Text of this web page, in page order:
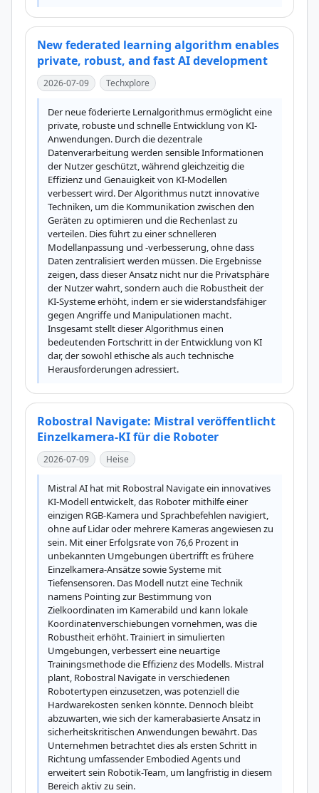
New federated learning algorithm enables
private, robust, and fast AI development
2026-07-09 Techxplore
Der neue föderierte Lernalgorithmus ermöglicht eine
private, robuste und schnelle Entwicklung von KI-
Anwendungen. Durch die dezentrale
Datenverarbeitung werden sensible Informationen
der Nutzer geschützt, während gleichzeitig die
Effizienz und Genauigkeit von KI-Modellen
verbessert wird. Der Algorithmus nutzt innovative
Techniken, um die Kommunikation zwischen den
Geräten zu optimieren und die Rechenlast zu
verteilen. Dies führt zu einer schnelleren
Modellanpassung und -verbesserung, ohne dass
Daten zentralisiert werden müssen. Die Ergebnisse
zeigen, dass dieser Ansatz nicht nur die Privatsphäre
der Nutzer wahrt, sondern auch die Robustheit der
KI-Systeme erhöht, indem er sie widerstandsfähiger
gegen Angriffe und Manipulationen macht.
Insgesamt stellt dieser Algorithmus einen
bedeutenden Fortschritt in der Entwicklung von KI
dar, der sowohl ethische als auch technische
Herausforderungen adressiert.
Robostral Navigate: Mistral veröffentlicht
Einzelkamera-KI für die Roboter
2026-07-09 Heise
Mistral AI hat mit Robostral Navigate ein innovatives
KI-Modell entwickelt, das Roboter mithilfe einer
einzigen RGB-Kamera und Sprachbefehlen navigiert,
ohne auf Lidar oder mehrere Kameras angewiesen zu
sein. Mit einer Erfolgsrate von 76,6 Prozent in
unbekannten Umgebungen übertrifft es frühere
Einzelkamera-Ansätze sowie Systeme mit
Tiefensensoren. Das Modell nutzt eine Technik
namens Pointing zur Bestimmung von
Zielkoordinaten im Kamerabild und kann lokale
Koordinatenverschiebungen vornehmen, was die
Robustheit erhöht. Trainiert in simulierten
Umgebungen, verbessert eine neuartige
Trainingsmethode die Effizienz des Modells. Mistral
plant, Robostral Navigate in verschiedenen
Robotertypen einzusetzen, was potenziell die
Hardwarekosten senken könnte. Dennoch bleibt
abzuwarten, wie sich der kamerabasierte Ansatz in
sicherheitskritischen Anwendungen bewährt. Das
Unternehmen betrachtet dies als ersten Schritt in
Richtung umfassender Embodied Agents und
erweitert sein Robotik-Team, um langfristig in diesem
Bereich aktiv zu sein.